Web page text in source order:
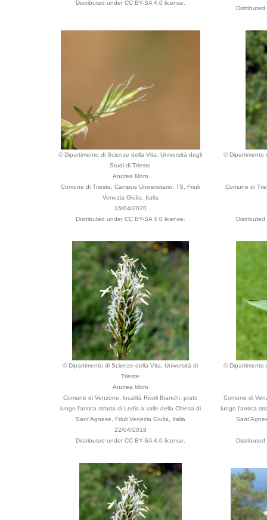
Distributed under CC BY-SA 4.0 license.
Distributed
© Dipartimento di Scienze della Vita, Università degli
Studi di Trieste
Andrea Moro
Comune di Trieste, Campus Universitario, TS, Friuli
Venezia Giulia, Italia
16/04/2020
Distributed under CC BY-SA 4.0 license.
© Dipartimento
Comune di
Distributed
© Dipartimento di Scienze della Vita, Università di
Trieste
Andrea Moro
Comune di Venzone, località Rivoli Bianchi, prato
lungo l'antica strada di Ledis a valle della Chiesa di
Sant'Agnese, Friuli Venezia Giulia, Italia
22/04/2018
Distributed under CC BY-SA 4.0 license.
© Dipartimento
Comune di
lungo l'antica
Distributed